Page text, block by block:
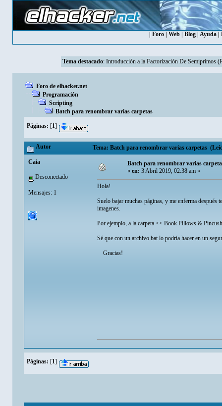
Foro Web Blog Ayuda
Tema destacado: Introducción a la Factorización De Semiprimos
Foro de elhacker.net
Programación
Scripting
Batch para renombrar varias carpetas
Páginas: [1]
Autor Tema: Batch para renombrar varias carpetas
Caia
Desconectado
Mensajes: 1
Batch para renombrar varias
«en:3 Abril 2019, 02:38 am »
Hola!
Suelo bajar muchas páginas, y me enferma después
imagenes.
Por ejemplo, a la carpeta << Book Pillows &
Sé que con un archivo bat lo podría hacer en un
Gracias!
Páginas: [1]